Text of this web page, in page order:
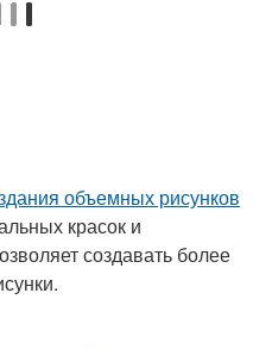
объемных рисунков
красок и
создавать более